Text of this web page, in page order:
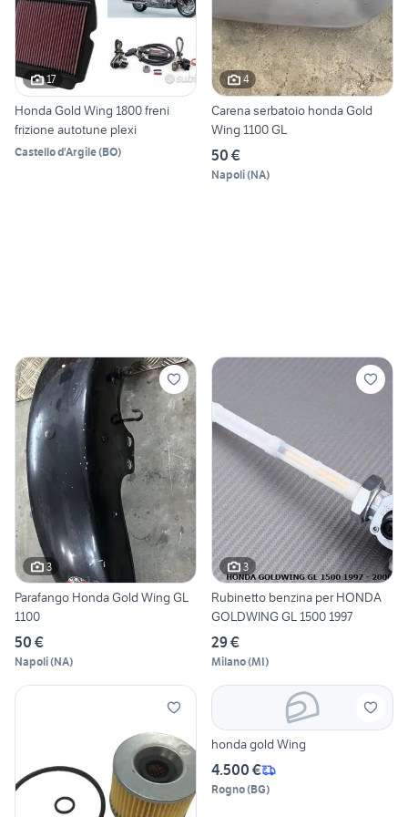
17
Honda Gold Wing 1800 freni
frizione autotune plexi
Castello d'Argile(BO)
4
Carena serbatoio honda Gold
Wing 1100 GL
50 €
Napoli(NA)
3
Parafango Honda Gold Wing GL
1100
50 €
Napoli(NA)
3
Rubinetto benzina per HONDA
GOLDWING GL 1500 1997
29 €
Milano(MI)
honda gold Wing
4.500 €
Rogno(BG)